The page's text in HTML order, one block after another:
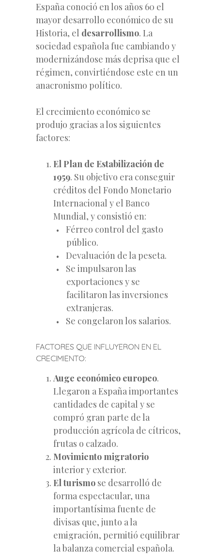
España conoció en los años 60 el
mayor desarrollo económico de su
Historia, el desarrollismo. La
sociedad española fue cambiando y
modernizándose más deprisa que el
régimen, convirtiéndose este en un
anacronismo político.
El crecimiento económico se
produjo gracias a los siguientes
factores:
El Plan de Estabilización de
1959. Su objetivo era conseguir
créditos del Fondo Monetario
Internacional y el Banco
Mundial, y consistió en:
Férreo control del gasto
público.
Devaluación de la peseta.
Se impulsaron las
exportaciones y se
facilitaron las inversiones
extranjeras.
Se congelaron los salarios.
FACTORES QUE INFLUYERON EN EL
CRECIMIENTO:
Auge económico europeo.
Llegaron a España importantes
cantidades de capital y se
compró gran parte de la
producción agrícola de cítricos,
frutas o calzado.
Movimiento migratorio
interior y exterior.
El turismo se desarrolló de
forma espectacular, una
importantísima fuente de
divisas que, junto a la
emigración, permitió equilibrar
la balanza comercial española.